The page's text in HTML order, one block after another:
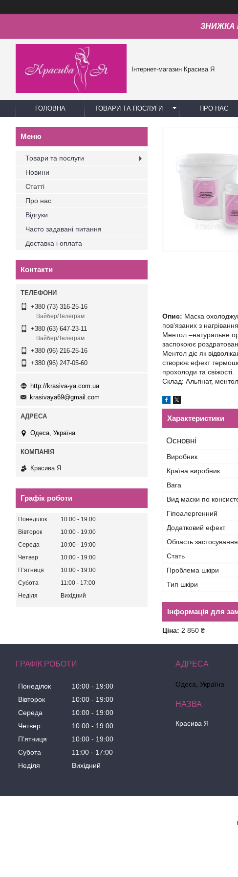
ЗНИЖКА
Інтернет-магазин Красива Я
ГОЛОВНА ТОВАРИ ТА ПОСЛУГИ ПРО НАС
Опис: Маска
пов'язаних з
Ментол –натуральне
заспокоює
Ментол діє як
створює ефект
прохолоди та свіжості.
Склад: Альгінат, ментол
Характеристики
Основні
Виробник
Країна виробник
Вага
Вид маски по
Гіпоалергенний
Додатковий ефект
Область застосування
Стать
Проблема шкіри
Тип шкіри
Інформація для
Ціна: 2 850 ₴
Товари та послуги
Новини
Статті
Про нас
Відгуки
Часто задавані питання
Доставка і оплата
Контакти
+380 (73) 316-25-16
Вайбер/Телеграм
+380 (63) 647-23-11
Вайбер/Телеграм
+380 (96) 216-25-16
+380 (96) 247-05-60
http://krasiva-ya.com.ua
krasivaya69@gmail.com
Одеса, Україна
Красива Я
Графік роботи
Понеділок 10:00
19:00
Вівторок
10:00
19:00
Середа
10:00
19:00
Четвер
10:00
19:00
Пʼятниця
10:00
19:00
Субота
11:00
17:00
Неділя
Вихідний
ГРАФІК РОБОТИ
Понеділок 10:00
19:00
Вівторок
10:00
19:00
Середа
10:00
19:00
Четвер
10:00
19:00
Пʼятниця
10:00
19:00
Субота
11:00
17:00
Неділя
Вихідний
Одеса, Україна
Красива Я